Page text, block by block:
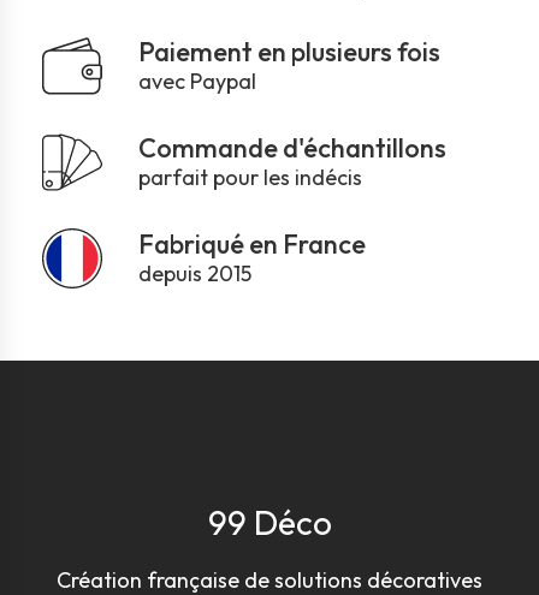
Paiement en plusieurs fois
avec Paypal
Commande d'échantillons
parfait pour les indécis
Fabriqué en France
depuis 2015
99 Déco
Création française de solutions décoratives